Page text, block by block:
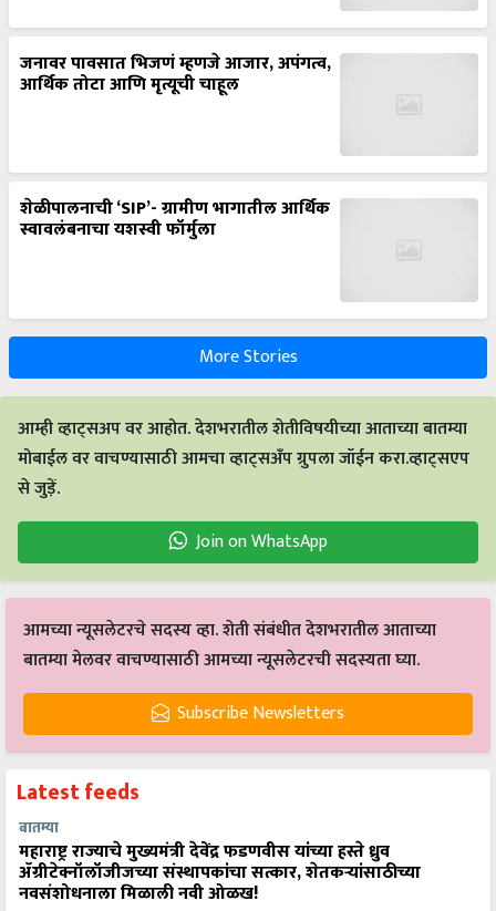
जनावर पावसात भिजणं म्हणजे आजार, अपंगत्व,
आर्थिक तोटा आणि मृत्यूची चाहूल
शेळीपालनाची ‘SIP’- ग्रामीण भागातील आर्थिक
स्वावलंबनाचा यशस्वी फॉर्मुला
More Stories
आम्ही व्हाट्सअप वर आहोत. देशभरातील शेतीविषयीच्या आताच्या बातम्या
मोबाईल वर वाचण्यासाठी आमचा व्हाट्सअँप ग्रुपला जॉईन करा.व्हाट्सएप
से जुड़ें.
Join on WhatsApp
आमच्या न्यूसलेटरचे सदस्य व्हा. शेती संबंधीत देशभरातील आताच्या
बातम्या मेलवर वाचण्यासाठी आमच्या न्यूसलेटरची सदस्यता घ्या.
Subscribe Newsletters
Latest feeds
बातम्या
महाराष्ट्र राज्याचे मुख्यमंत्री देवेंद्र फडणवीस यांच्या हस्ते ध्रुव
ॲग्रीटेक्नॉलॉजीजच्या संस्थापकांचा सत्कार, शेतकऱ्यांसाठीच्या
नवसंशोधनाला मिळाली नवी ओळख!